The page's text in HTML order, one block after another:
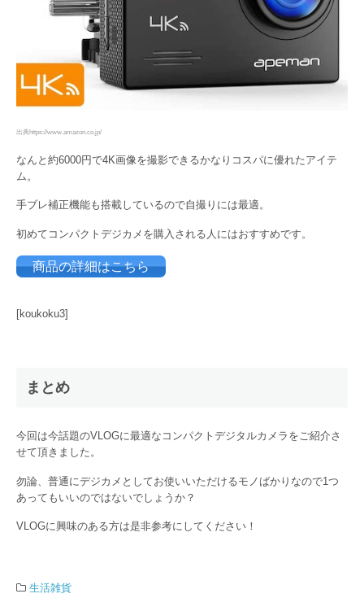
出典https://www.amazon.co.jp/
なんと約6000円で4K画像を撮影できるかなりコスパに優れたアイテ
ム。
手ブレ補正機能も搭載しているので自撮りには最適。
初めてコンパクトデジカメを購入される人にはおすすめです。
商品の詳細はこちら
[koukoku3]
まとめ
今回は今話題のVLOGに最適なコンパクトデジタルカメラをご紹介さ
せて頂きました。
勿論、普通にデジカメとしてお使いいただけるモノばかりなので1つ
あってもいいのではないでしょうか？
VLOGに興味のある方は是非参考にしてください！
生活雑貨